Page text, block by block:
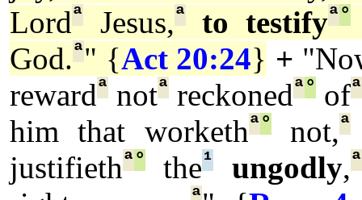
Lordª Jesus,ª to testifyª°
God.ª" {Act 20:24} +
rewardª notª reckonedª° ofª
him that workethª°not,ª
justifiethª° the¹ ungodly,ª